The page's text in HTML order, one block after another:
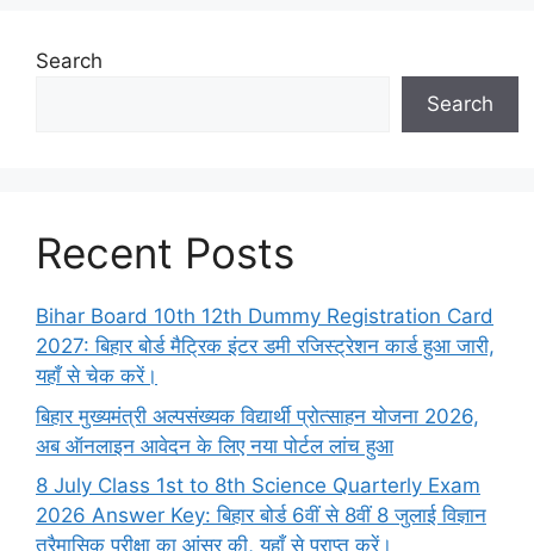
Search
Search
Recent Posts
Bihar Board 10th 12th Dummy Registration Card
2027: बिहार बोर्ड मैट्रिक इंटर डमी रजिस्ट्रेशन कार्ड हुआ जारी,
यहाँ से चेक करें।
बिहार मुख्यमंत्री अल्पसंख्यक विद्यार्थी प्रोत्साहन योजना 2026,
अब ऑनलाइन आवेदन के लिए नया पोर्टल लांच हुआ
8 July Class 1st to 8th Science Quarterly Exam
2026 Answer Key: बिहार बोर्ड 6वीं से 8वीं 8 जुलाई विज्ञान
त्रैमासिक परीक्षा का आंसर की, यहाँ से प्राप्त करें।